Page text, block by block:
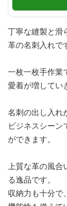
丁寧な縫製と滑
革の名刺入れで
一枚一枚手作業
愛着が増してい
名刺の出し入れ
ビジネスシー
ができます。
上質な革の風合
る逸品です。
収納力も十分で